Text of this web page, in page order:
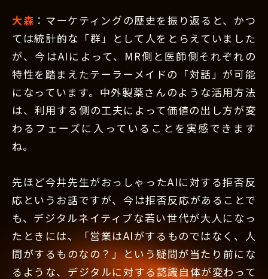
大森 ：マーケティングの歴史を振り返ると、かつ
ては統計的な「群」として人をとらえていました
が、今はAIによって、MR側と医師側それぞれの
特性を踏まえたテーラーメイドの「対話」が可能
になっています。中外製薬さんのような活用方法
は、利用する側の工夫によって価値の出し方が変
わるフェーズに入っていることを実感できます
ね。
先ほど今井先生がおっしゃったAIに対する拒否反
応というお話ですが、今は拒否反応があることで
も、デジタルネイティブな若い世代が大人になっ
たときには、「営業はAIがするものではなく、人
間がするものなの？」という疑問が当たり前にな
るような、デジタルに対する認識自体が変わって